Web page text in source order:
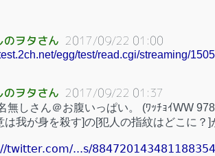
のヲタさん 2017/09/22 01:00
egg/test/read.cgi/streaming/
のヲタさん 2017/09/22 01:37
無しさん＠お腹いっぱい。 (ﾜｯﾁｮｲWW
は我が身を殺す]の[犯人の指紋はどこに
twitter.com/...s/884720143481188354